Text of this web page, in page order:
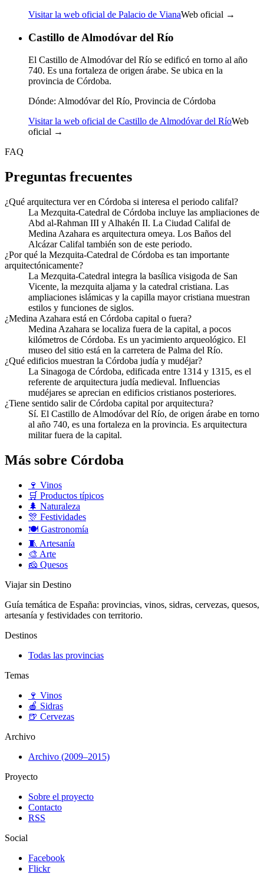
Visitar la web oficial de Palacio de VianaWeb oficial →
Castillo de Almodóvar del Río
El Castillo de Almodóvar del Río se edificó en torno al año
740. Es una fortaleza de origen árabe. Se ubica en la
provincia de Córdoba.
Dónde: Almodóvar del Río, Provincia de Córdoba
Visitar la web oficial de Castillo de Almodóvar del RíoWeb
oficial →
FAQ
Preguntas frecuentes
¿Qué arquitectura ver en Córdoba si interesa el periodo califal?
La Mezquita-Catedral de Córdoba incluye las ampliaciones de
Abd al-Rahman III y Alhakén II. La Ciudad Califal de
Medina Azahara es arquitectura omeya. Los Baños del
Alcázar Califal también son de este periodo.
¿Por qué la Mezquita-Catedral de Córdoba es tan importante
arquitectónicamente?
La Mezquita-Catedral integra la basílica visigoda de San
Vicente, la mezquita aljama y la catedral cristiana. Las
ampliaciones islámicas y la capilla mayor cristiana muestran
estilos y funciones de siglos.
¿Medina Azahara está en Córdoba capital o fuera?
Medina Azahara se localiza fuera de la capital, a pocos
kilómetros de Córdoba. Es un yacimiento arqueológico. El
museo del sitio está en la carretera de Palma del Río.
¿Qué edificios muestran la Córdoba judía y mudéjar?
La Sinagoga de Córdoba, edificada entre 1314 y 1315, es el
referente de arquitectura judía medieval. Influencias
mudéjares se aprecian en edificios cristianos posteriores.
¿Tiene sentido salir de Córdoba capital por arquitectura?
Sí. El Castillo de Almodóvar del Río, de origen árabe en torno
al año 740, es una fortaleza en la provincia. Es arquitectura
militar fuera de la capital.
Más sobre Córdoba
🍷 Vinos
🛒 Productos típicos
🌲 Naturaleza
🎊 Festividades
🍽️ Gastronomía
🧵 Artesanía
🎨 Arte
🧀 Quesos
Viajar sin Destino
Guía temática de España: provincias, vinos, sidras, cervezas, quesos,
artesanía y festividades con territorio.
Destinos
Todas las provincias
Temas
🍷 Vinos
🍎 Sidras
🍺 Cervezas
Archivo
Archivo (2009–2015)
Proyecto
Sobre el proyecto
Contacto
RSS
Social
Facebook
Flickr